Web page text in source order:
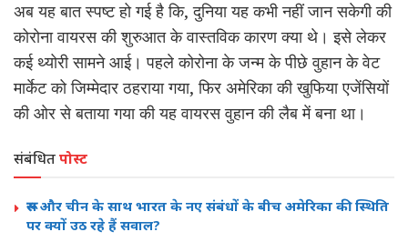
अब यह बात स्पष्ट हो गई है कि, दुनिया यह कभी नहीं जान सकेगी की
कोरोना वायरस की शुरुआत के वास्तविक कारण क्या थे। इसे लेकर
कई थ्योरी सामने आई। पहले कोरोना के जन्म के पीछे वुहान के वेट
मार्केट को जिम्मेदार ठहराया गया, फिर अमेरिका की खुफिया एजेंसियों
की ओर से बताया गया की यह वायरस वुहान की लैब में बना था।
संबंधितपोस्ट
रूस और चीन के साथ भारत के नए संबंधों के बीच अमेरिका की स्थिति
पर क्यों उठ रहे हैं सवाल?